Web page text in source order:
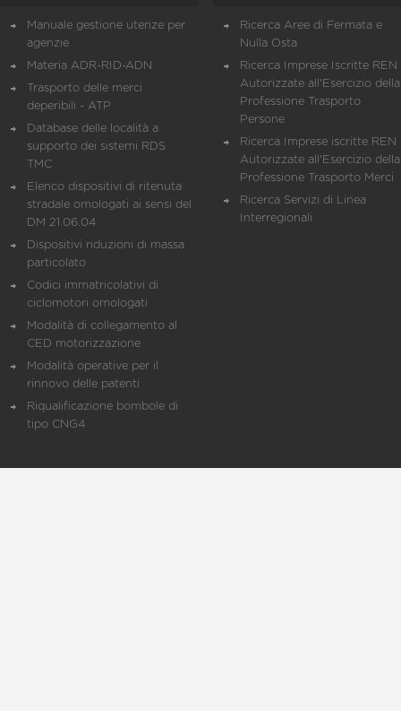
Manuale gestione utenze per
agenzie
Materia ADR-RID-ADN
Trasporto delle merci
deperibili - ATP
Database delle località a
supporto dei sistemi RDS
TMC
Elenco dispositivi di ritenuta
stradale omologati ai sensi del
DM 21.06.04
Dispositivi riduzioni di massa
particolato
Codici immatricolativi di
ciclomotori omologati
Modalità di collegamento al
CED motorizzazione
Modalità operative per il
rinnovo delle patenti
Riqualificazione bombole di
tipo CNG4
Ricerca Aree di Fermata e
Nulla Osta
Ricerca Imprese Iscritte REN
Autorizzate all'Esercizio della
Professione Trasporto
Persone
Ricerca Imprese iscritte REN
Autorizzate all'Esercizio della
Professione Trasporto Merci
Ricerca Servizi di Linea
Interregionali